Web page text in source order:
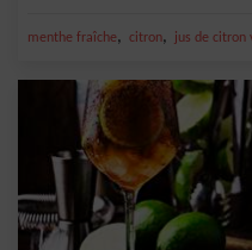
menthe fraîche, citron, jus de citron